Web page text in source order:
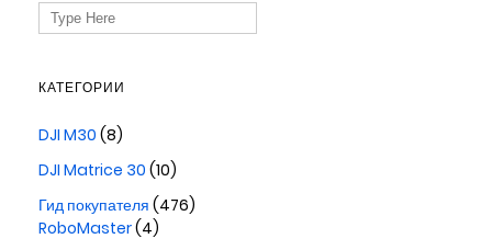
Search
for:
КАТЕГОРИИ
DJI M30 (8)
DJI Matrice 30 (10)
Гид покупателя (476)
RoboMaster(4)